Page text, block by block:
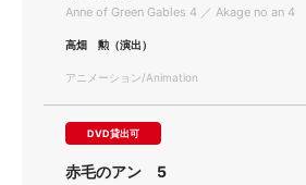
Anne of Green Gables 4 ／ Akage no an 4
高畑 勲（演出）
アニメーション/Animation
DVD貸出可
赤毛のアン 5